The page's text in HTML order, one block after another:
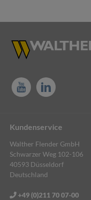
Kundenservice
Walther Flender GmbH
Schwarzer Weg 102-106
40593 Düsseldorf
Deutschland
+49 (0)211 70 07-00